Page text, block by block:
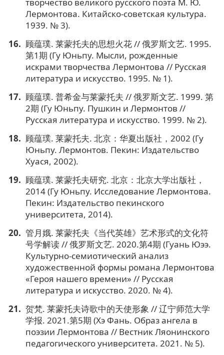
Лермонтова. Китайско-советская культура.
1939. № 3).
顾蕴璞. 莱蒙托夫的思想火花 // 俄罗斯文艺. 1995.
第1期 (Гу Юньпу. Мысли, рожденные
искрами творчества Лермонтова // Русская
литература и искусство. 1995. № 1).
顾蕴璞. 普希金与莱蒙托夫 // 俄罗斯文艺. 1999. 第
2期 (Гу Юньпу. Пушкин и Лермонтов //
Русская литература и искусство. 1999. № 2).
顾蕴璞. 莱蒙托夫. 北京：华夏出版社，2002 (Гу
Юньпу. Лермонтов. Пекин: Издательство
Хуася, 2002).
顾蕴璞. 莱蒙托夫研究. 北京：北京大学出版社，
2014 (Гу Юньпу. Исследование Лермонтова.
Пекин: Издательство пекинского
университета, 2014).
管月娥. 莱蒙托夫《当代英雄》艺术形式的文化符
号学解读 // 俄罗斯文艺. 2020.第4期 (Гуань Юээ.
Культурно-семиотический анализ
художественной формы романа Лермонтова
«Героя нашего времени» // Русская
литература и искусство. 2020. № 4).
贺梵. 莱蒙托夫诗歌中的天使形象 // 辽宁师范大学
学报. 2021.第5期 (Хэ Фань. Образ ангела в
поэзии Лермонтова // Вестник Ляонинского
педагогического университета. 2021. № 5).